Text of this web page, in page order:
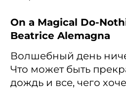
On a Magical Do-
Beatrice Alemagna
Волшебный день
Что может быть
дождь и все, чего